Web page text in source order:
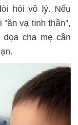
hỏi vô lý. Nếu
"ăn vạ tinh thần",
cha mẹ cần